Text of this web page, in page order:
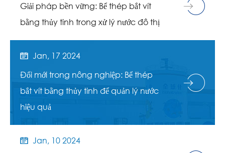
Giải pháp bền vững: Bể thép bắt vít
bằng thủy tinh trong xử lý nước đô thị

Jan, 17 2024
Đổi mới trong nông nghiệp: Bể thép
bắt vít bằng thủy tinh để quản lý nước
hiệu quả

Jan, 10 2024